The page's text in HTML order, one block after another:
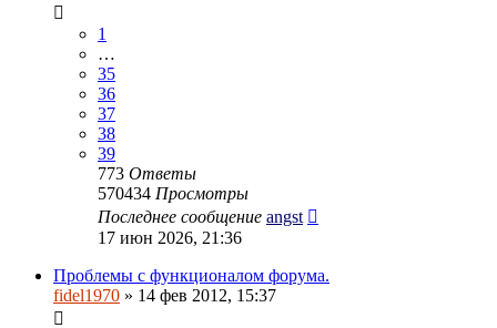
1
…
35
36
37
38
39
773 Ответы
570434 Просмотры
Последнее сообщение angst
17 июн 2026, 21:36
Проблемы с функционалом форума.
fidel1970 » 14 фев 2012, 15:37